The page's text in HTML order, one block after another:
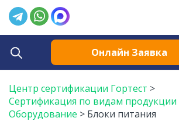
Онлайн Заявка
Центр сертификации Гортест >
Сертификация по видам продукции
Оборудование > Блоки питания